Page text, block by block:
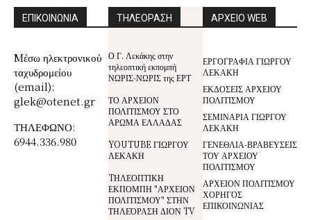
ΕΠΙΚΟΙΝΩΝΙΑ
Mέσω ηλεκτρονικού
ταχυδρομείου
(email):
glek@otenet.gr
ΤΗΛΕΦΩΝΟ:
6944.336.980
ΤΗΛΕΟΡΑΣΗ
Ο Γ. Λεκάκης στην
τηλεοπτική εκπομπή
ΝΩΡΙΣ-ΝΩΡΙΣ της ΕΡΤ
ΤΟ ΑΡΧΕΙΟΝ
ΠΟΛΙΤΙΣΜΟΥ ΣΤΟ
ΑΡΩΜΑ ΕΛΛΑΔΑΣ
YOUTUBE ΓΙΩΡΓΟΥ
ΛΕΚΑΚΗ
TΗΛΕΟΠΤΙΚΗ
ΕΚΠΟΜΠΗ "ΑΡΧΕΙΟΝ
ΠΟΛΙΤΙΣΜΟΥ" ΣΤΗΝ
ΤΗΛΕΌΡΑΣΗ ΔΙΟΝ TV
ΑΡΧΕΙΟ WEB
ΕΡΓΟΓΡΑΦΙΑ ΓΙΩΡΓΟΥ
ΛΕΚΑΚΗ
ΕΚΔΟΣΕΙΣ ΑΡΧΕΙΟΥ
ΠΟΛΙΤΙΣΜΟΥ
ΣΕΜΙΝΑΡΙΑ ΓΙΩΡΓΟΥ
ΛΕΚΑΚΗ
ΓΕΝΕΘΛΙΑ-ΒΡΑΒΕΥΣΕΙΣ
ΤΟΥ ΑΡΧΕΙΟΥ
ΠΟΛΙΤΙΣΜΟΥ
ΑΡΧΕΙΟΝ ΠΟΛΙΤΙΣΜΟΥ
ΧΟΡΗΓΟΣ
ΕΠΙΚΟΙΝΩΝΙΑΣ